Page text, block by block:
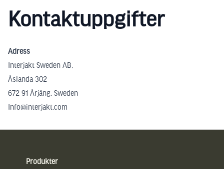
Kontaktuppgifter
Adress
Interjakt Sweden AB,
Åslanda 302
672 91 Årjäng, Sweden
Info@interjakt.com
Produkter